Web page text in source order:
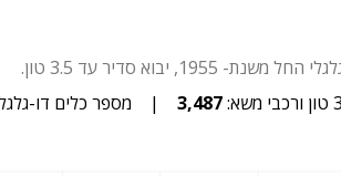
3,487
|
מספר כלים דו-